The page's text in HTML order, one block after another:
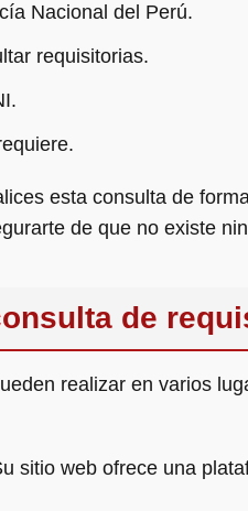
Nacional del Perú.
requisitorias.
esta consulta de
de que no existe
de
realizar en varios
sitio web ofrece una